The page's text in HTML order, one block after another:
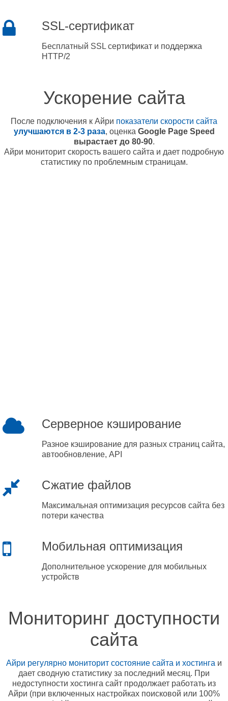
SSL-сертификат
Бесплатный SSL сертификат и поддержка
HTTP/2
Ускорение сайта
После подключения к Айри показатели скорости сайта
улучшаются в 2-3 раза, оценка Google Page Speed
вырастает до 80-90.
Айри мониторит скорость вашего сайта и дает подробную
статистику по проблемным страницам.
Серверное кэширование
Разное кэширование для разных страниц сайта,
автообновление, API
Сжатие файлов
Максимальная оптимизация ресурсов сайта без
потери качества
Мобильная оптимизация
Дополнительное ускорение для мобильных
устройств
Мониторинг доступности
сайта
Айри регулярно мониторит состояние сайта и хостинга и
дает сводную статистику за последний месяц. При
недоступности хостинга сайт продолжает работать из
Айри (при включенных настройках поисковой или 100%